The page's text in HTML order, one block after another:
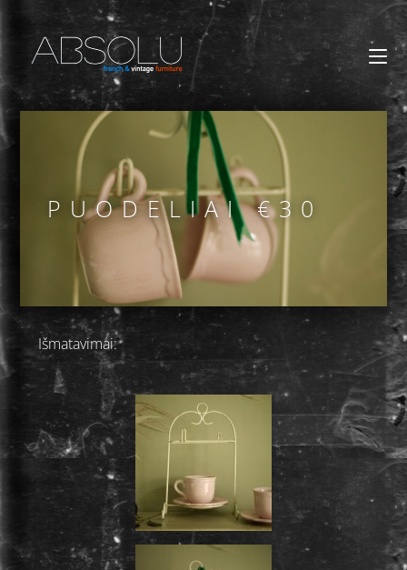
PUODELIAI €30
Išmatavimai: